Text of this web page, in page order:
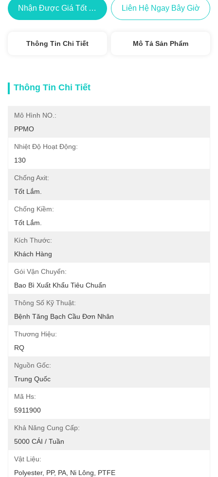
Nhận Được Giá Tốt Nhất Liên Hệ Ngay Bây Giờ
Thông Tin Chi Tiết Mô Tả Sản Phẩm
Thông Tin Chi Tiết
Mô Hình NO.:
PPMO
Nhiệt Độ Hoạt Động:
130
Chống Axit:
Tốt Lắm.
Chống Kiềm:
Tốt Lắm.
Kích Thước:
Khách Hàng
Gói Vận Chuyển:
Bao Bì Xuất Khẩu Tiêu Chuẩn
Thông Số Kỹ Thuật:
Bệnh Tăng Bạch Cầu Đơn Nhân
Thương Hiệu:
RQ
Nguồn Gốc:
Trung Quốc
Mã Hs:
5911900
Khả Năng Cung Cấp:
5000 CÁI / Tuần
Vật Liệu:
Polyester, PP, PA, Ni Lông, PTFE